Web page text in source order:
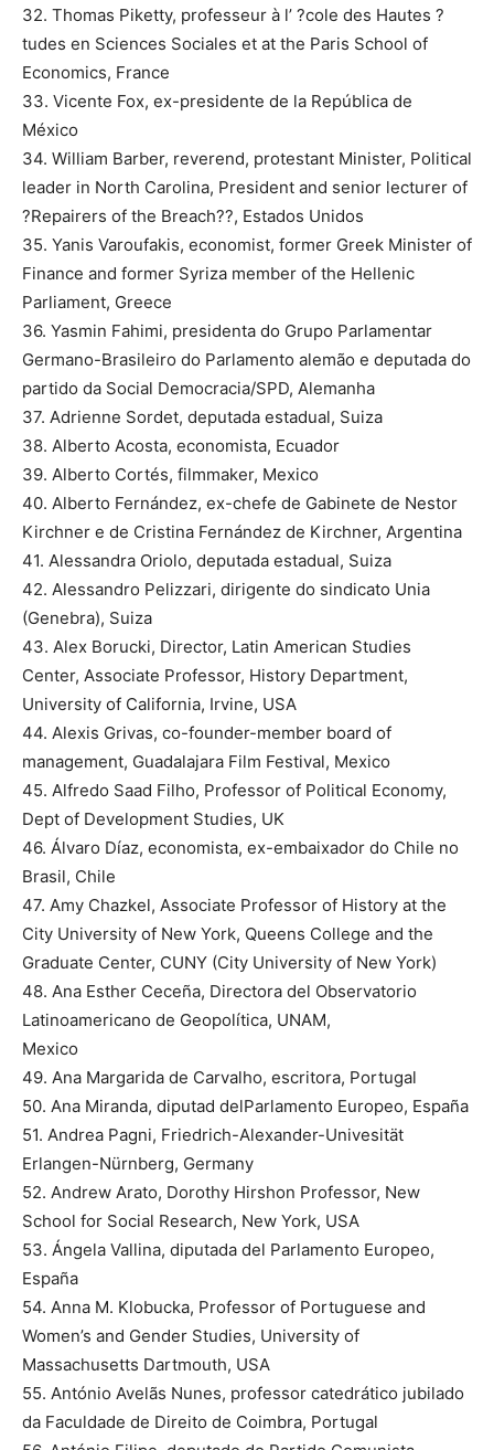
32. Thomas Piketty, professeur à l’ ?cole des Hautes ?
tudes en Sciences Sociales et at the Paris School of
Economics, France
33. Vicente Fox, ex-presidente de la República de
México
34. William Barber, reverend, protestant Minister, Political
leader in North Carolina, President and senior lecturer of
?Repairers of the Breach??, Estados Unidos
35. Yanis Varoufakis, economist, former Greek Minister of
Finance and former Syriza member of the Hellenic
Parliament, Greece
36. Yasmin Fahimi, presidenta do Grupo Parlamentar
Germano-Brasileiro do Parlamento alemão e deputada do
partido da Social Democracia/SPD, Alemanha
37. Adrienne Sordet, deputada estadual, Suiza
38. Alberto Acosta, economista, Ecuador
39. Alberto Cortés, filmmaker, Mexico
40. Alberto Fernández, ex-chefe de Gabinete de Nestor
Kirchner e de Cristina Fernández de Kirchner, Argentina
41. Alessandra Oriolo, deputada estadual, Suiza
42. Alessandro Pelizzari, dirigente do sindicato Unia
(Genebra), Suiza
43. Alex Borucki, Director, Latin American Studies
Center, Associate Professor, History Department,
University of California, Irvine, USA
44. Alexis Grivas, co-founder-member board of
management, Guadalajara Film Festival, Mexico
45. Alfredo Saad Filho, Professor of Political Economy,
Dept of Development Studies, UK
46. Álvaro Díaz, economista, ex-embaixador do Chile no
Brasil, Chile
47. Amy Chazkel, Associate Professor of History at the
City University of New York, Queens College and the
Graduate Center, CUNY (City University of New York)
48. Ana Esther Ceceña, Directora del Observatorio
Latinoamericano de Geopolítica, UNAM,
Mexico
49. Ana Margarida de Carvalho, escritora, Portugal
50. Ana Miranda, diputad delParlamento Europeo, España
51. Andrea Pagni, Friedrich-Alexander-Univesität
Erlangen-Nürnberg, Germany
52. Andrew Arato, Dorothy Hirshon Professor, New
School for Social Research, New York, USA
53. Ángela Vallina, diputada del Parlamento Europeo,
España
54. Anna M. Klobucka, Professor of Portuguese and
Women’s and Gender Studies, University of
Massachusetts Dartmouth, USA
55. António Avelãs Nunes, professor catedrático jubilado
da Faculdade de Direito de Coimbra, Portugal